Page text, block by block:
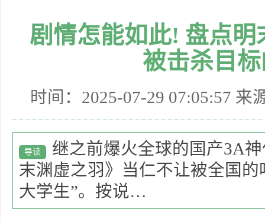
剧情怎能如此! 盘点
被击杀目
时间：2025-07-29 07:05:57 来
导读
继之前爆火全球的国产3A
末渊虚之羽》当仁不让被全国
大学生”。按说…